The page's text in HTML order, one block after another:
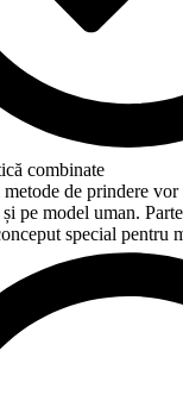
combinate
de prindere vor
pe model uman.
special pentru